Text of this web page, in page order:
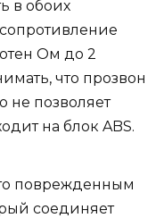
в обоих
Ом до 2
что прозвон
не позволяет
на блок ABS.
поврежденным
соединяет